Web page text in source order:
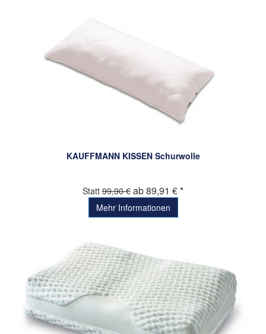
KAUFFMANN KISSEN Schurwolle
Statt 99,90 € ab 89,91 € *
Mehr Informationen